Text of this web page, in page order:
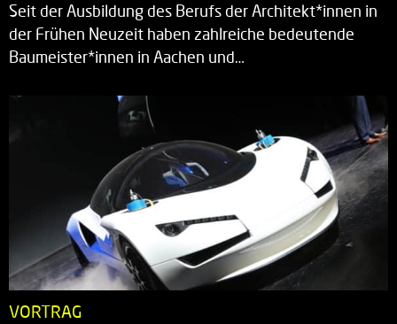
Seit der Ausbildung des Berufs der Architekt*innen in
der Frühen Neuzeit haben zahlreiche bedeutende
Baumeister*innen in Aachen und…
VORTRAG